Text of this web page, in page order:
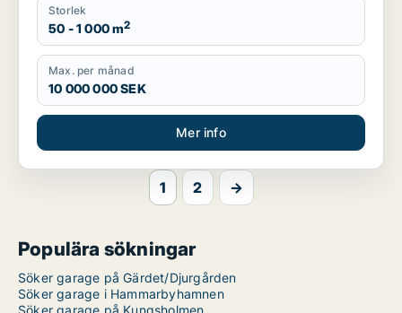
Storlek
50 - 1 000 m2
Max. per månad
10 000 000 SEK
Mer info
1 2 →
Populära sökningar
Söker garage på Gärdet/Djurgården
Söker garage i Hammarbyhamnen
Söker garage på Kungsholmen